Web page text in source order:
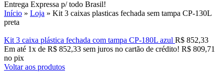
Entrega Expressa p/ todo Brasil!
Início » Loja » Kit 3 caixas plasticas fechada sem tampa CP-130L
preta
Kit 3 caixa plástica fechada com tampa CP-180L azul R$ 852,33
Em até 1x de R$ 852,33 sem juros no cartão de crédito! R$ 809,71
no pix
Voltar aos produtos